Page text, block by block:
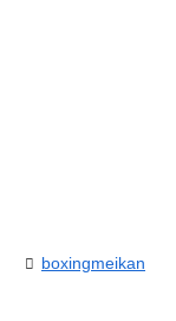
boxingmeikan